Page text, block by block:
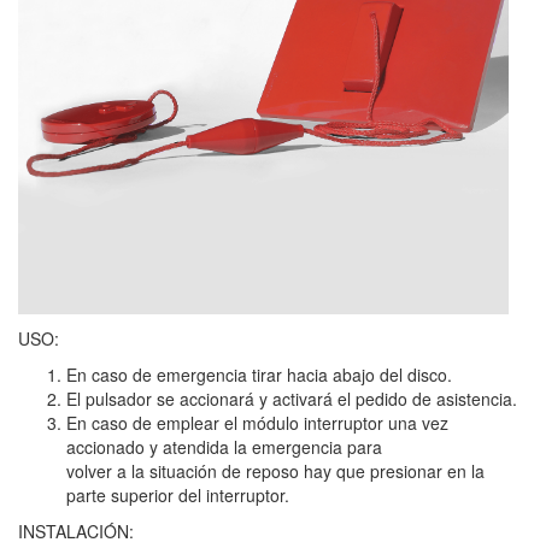
USO:
En caso de emergencia tirar hacia abajo del disco.
El pulsador se accionará y activará el pedido de asistencia.
En caso de emplear el módulo interruptor una vez
accionado y atendida la emergencia para
volver a la situación de reposo hay que presionar en la
parte superior del interruptor.
INSTALACIÓN: